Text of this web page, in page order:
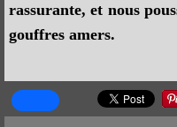
rassurante, et nous
gouffres amers.